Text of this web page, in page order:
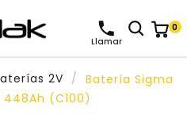
Llamar
0
2V
Batería Sigma
448Ah (C100)